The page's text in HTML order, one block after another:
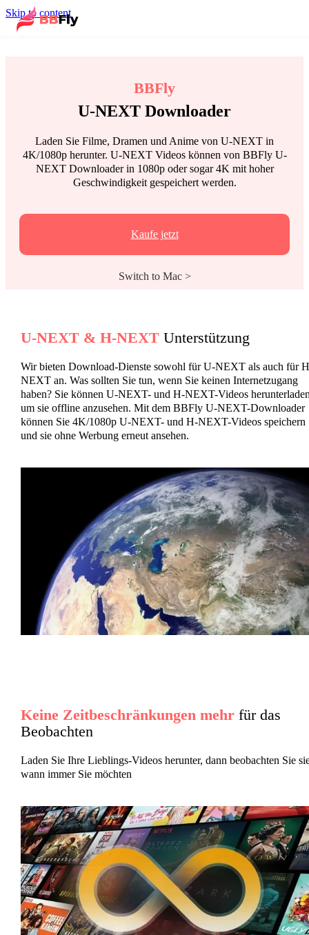
Skip to content
BBFly
U-NEXT Downloader
Laden Sie Filme, Dramen und Anime von U-NEXT in
4K/1080p herunter. U-NEXT Videos können von BBFly U-
NEXT Downloader in 1080p oder sogar 4K mit hoher
Geschwindigkeit gespeichert werden.
Kaufe jetzt
Switch to Mac >
U-NEXT & H-NEXTUnterstützung
Wir bieten Download-Dienste sowohl für U-NEXT als auch für
NEXT an. Was sollten Sie tun, wenn Sie keinen Internetzugang
haben? Sie können U-NEXT- und H-NEXT-Videos
um sie offline anzusehen. Mit dem BBFly U-NEXT-Downloader
können Sie 4K/1080p U-NEXT- und H-NEXT-Videos speichern
und sie ohne Werbung erneut ansehen.
Keine Zeitbeschränkungen mehrfür das
Beobachten
Laden Sie Ihre Lieblings-Videos herunter, dann beobachten Sie
wann immer Sie möchten